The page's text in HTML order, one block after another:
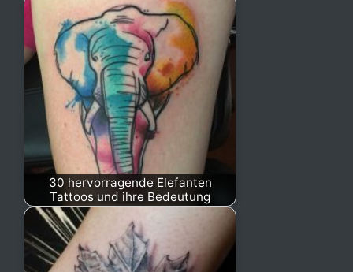
30 hervorragende Elefanten
Tattoos und ihre Bedeutung